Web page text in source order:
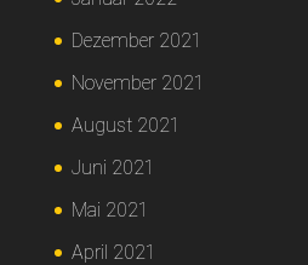
Dezember 2021
November 2021
August 2021
Juni 2021
Mai 2021
April 2021